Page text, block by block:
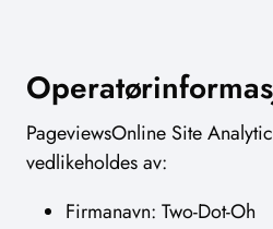
PageviewsOnline Site
vedlikeholdes av:
Firmanavn: Two-Dot-Oh